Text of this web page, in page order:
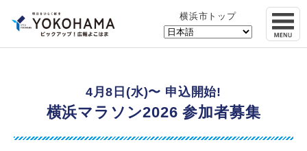
横浜市トップ
4月8日(水)〜 申込開始!
横浜マラソン2026 参加者募集